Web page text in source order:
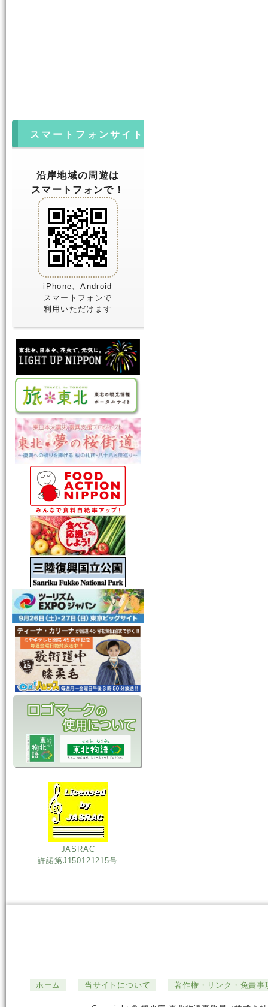
スマートフォンサイト
沿岸地域の周遊は
スマートフォンで！
iPhone、Android
スマートフォンで
利用いただけます
JASRAC
許諾第J150121215号
ホーム 当サイトについて 著作権・リンク・免責事